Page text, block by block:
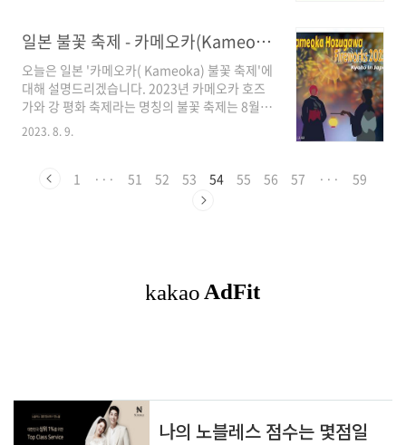
대전이 끝난 1946년입니다. 전쟁 직후라..
치와 역사적 문화유산이 어우러진 도시에 대해
이야기하면서 'Summary'로 마무리하겠습니다.
그럼 바로 파도의 성지, 서핑의 낙원 미야자키현
으로 자유 여행을 떠나시죠. 1. '미야자키현'의 지
역적 특징 일본 남동부 끝의 규슈 섬에 위치한 미
야자키(宮崎：Miyazaki) 현은, 태평양에 면한
후와 아름다운 자연으로 둘러싸인 일본을..
일본 불꽃 축제 - 카메오카(Kameoka) 호즈가와강 평화축제 - 자유 여행
오늘은 일본 '카메오카( Kameoka) 불꽃 축제'에
대해 설명드리겠습니다. 2023년 카메오카 호즈
가와 강 평화 축제라는 명칭의 불꽃 축제는 8월
11일( 금) , 시간 오후 7시 30분~ 8시 30분까지
예정입니다. 우선 1. 카메오카 불꽃 축제의 유래
이벤트 내용, 3. 불꽃 축제 프로그램의 소개, 그리
고 4.Summary 순서로 설명드릴 예정입니다. 바
대해 설명드리겠습니다. 불꽃 축제의 유래 카메
오카 평화 호즈강 불꽃 축제는, 카메오카시가
2023. 8. 9.
1 ··· 51 52 53 54 55 56 57 ··· 59